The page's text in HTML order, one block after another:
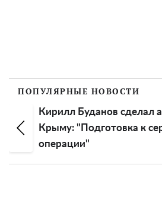
ПОПУЛЯРНЫЕ НОВОСТИ
Кирилл Буданов сделал
Крыму: "Подготовка к
операции"